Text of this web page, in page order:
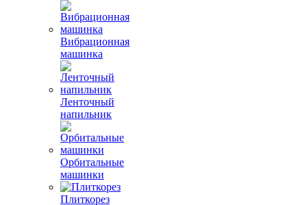
Вибрационная
машинка
Ленточный
напильник
Орбитальные
машинки
Плиткорез